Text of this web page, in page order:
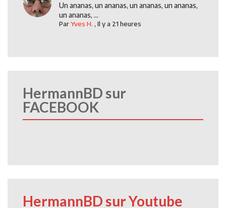
Un ananas, un ananas, un ananas, un ananas,
un ananas, ...
ParYves H. ,Il y a 21 heures
HermannBD sur
FACEBOOK
HermannBD sur Youtube